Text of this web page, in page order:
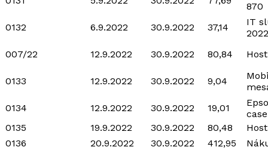
870
0132
6.9.2022 30.9.2022 37,14
IT
2022
007/22
12.9.2022 30.9.2022 80,84
0133 12.9.2022 30.9.2022 9,04
0134
12.9.2022 30.9.2022 19,01
case
0135
19.9.2022 30.9.2022 80,48
0136
20.9.2022 30.9.2022 412,95